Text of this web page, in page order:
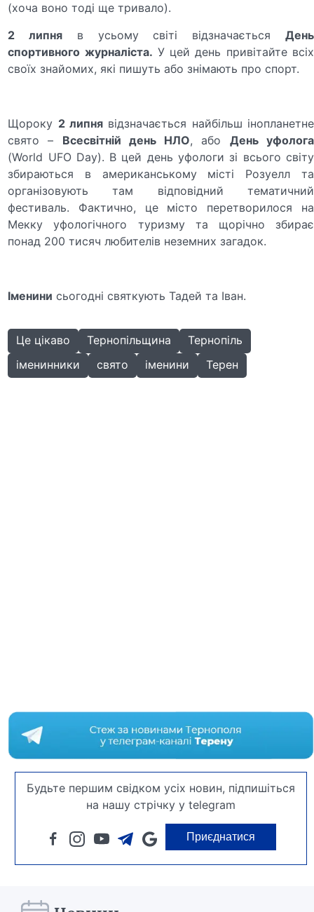
(хоча воно тоді ще тривало).
2 липня в усьому світі відзначаєтьсяДень
спортивного журналіста. У цей день привітайте всіх
своїх знайомих, які пишуть або знімають про спорт.
Щороку 2 липнявідзначається найбільш інопланетне
свято – Всесвітній день НЛО, або День уфолога
(World UFO Day). В цей день уфологи зі всього світу
збираються в американському місті Розуелл та
організовують там відповідний тематичний
фестиваль. Фактично, це місто перетворилося на
Мекку уфологічного туризму та щорічно збирає
понад 200 тисяч любителів неземних загадок.
Іменини сьогодні святкують Тадей та Іван.
Це цікаво Тернопільщина
Тернопіль
іменинники
свято іменини Терен
Будьте першим свідком усіх новин, підпишіться
на нашу стрічку у telegram
Приєднатися